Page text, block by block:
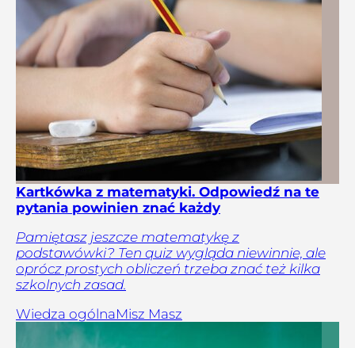
Kartkówka z matematyki. Odpowiedź na te
pytania powinien znać każdy
Pamiętasz jeszcze matematykę z
podstawówki? Ten quiz wygląda niewinnie, ale
oprócz prostych obliczeń trzeba znać też kilka
szkolnych zasad.
Wiedza ogólnaMisz Masz